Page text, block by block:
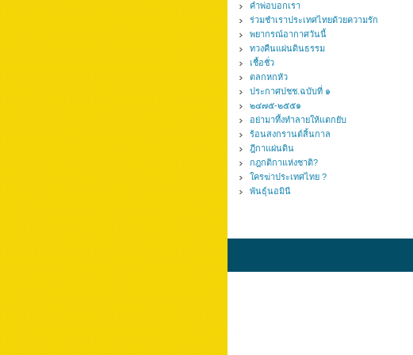
คำพ่อบอกเรา
ร่วมชำเราประเทศไทยด้วยความรัก
พยากรณ์อากาศวันนี้
ทวงคืนแผ่นดินธรรม
เชื้อชั่ว
ตลกหกหัว
ประกาศปชช.ฉบับที่ ๑
๒๔๗๕-๒๕๕๑
อย่ามาทึ้งทำลายให้แตกยับ
ร้อนสงกรานต์สิ้นกาล
ฎีกาแผ่นดิน
กฎกติกาแห่งชาติ?
ใครฆ่าประเทศไทย ?
พันธุ์นอมินี